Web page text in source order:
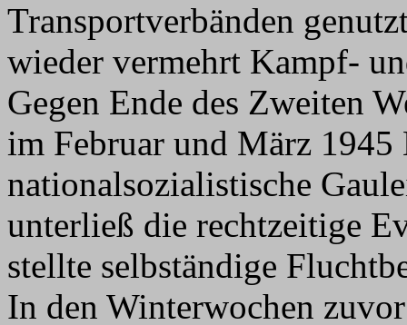
Transportverbänden
wieder vermehrt Kampf-
Gegen Ende des Zweiten
im Februar und März 1945
nationalsozialistische
unterließ die rechtzeitige
stellte selbständige
In den Winterwochen